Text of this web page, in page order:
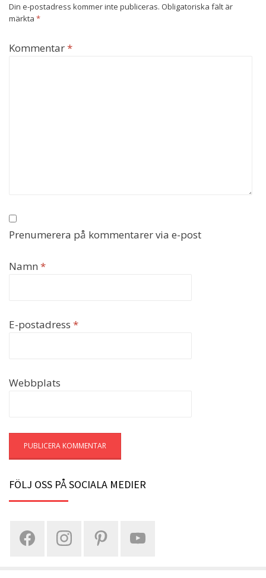
Din e-postadress kommer inte publiceras. Obligatoriska fält är
märkta *
Kommentar*
Prenumerera på kommentarer via e-post
Namn *
E-postadress *
Webbplats
FÖLJ OSS PÅ SOCIALA MEDIER